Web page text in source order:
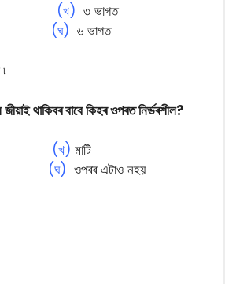
(খ) ৩ ভাগত
(ঘ) ৬ ভাগত
থাকিবৰ বাবে কিহৰ ওপৰত নিৰ্ভৰশীল?
(খ) মাটি
(ঘ) ওপৰৰ এটাও নহয়